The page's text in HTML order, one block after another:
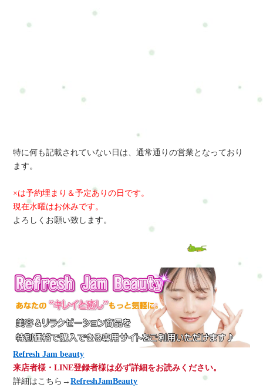
特に何も記載されていない日は、通常通りの営業となっており
ます。
×は予約埋まり＆予定ありの日です。
現在水曜はお休みです。
よろしくお願い致します。
Refresh Jam beauty
来店者様・LINE登録者様は必ず詳細をお読みください。
詳細はこちら→RefreshJamBeauty